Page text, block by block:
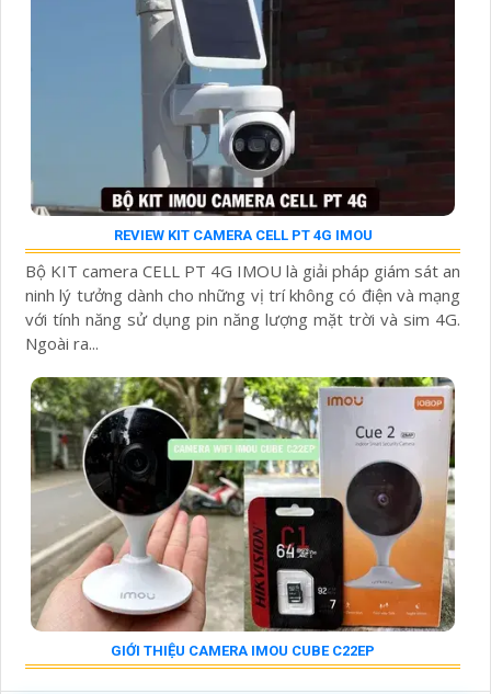
REVIEW KIT CAMERA CELL PT 4G IMOU
Bộ KIT camera CELL PT 4G IMOU là giải pháp giám sát an
ninh lý tưởng dành cho những vị trí không có điện và mạng
với tính năng sử dụng pin năng lượng mặt trời và sim 4G.
Ngoài ra...
GIỚI THIỆU CAMERA IMOU CUBE C22EP